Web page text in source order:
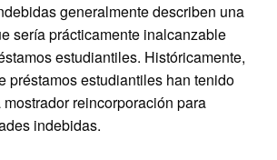
generalmente describen una
sería prácticamente inalcanzable
estudiantiles. Históricamente,
préstamos estudiantiles han tenido
reincorporación para
indebidas.